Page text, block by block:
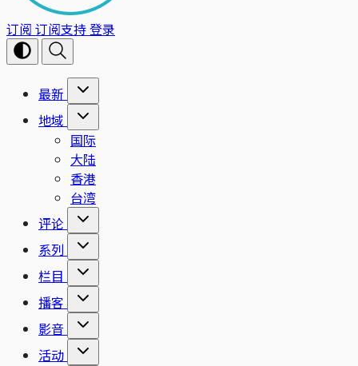
订阅 订阅支持登录
最新
地域
国际
大陆
香港
台湾
评论
系列
栏目
播客
影音
活动